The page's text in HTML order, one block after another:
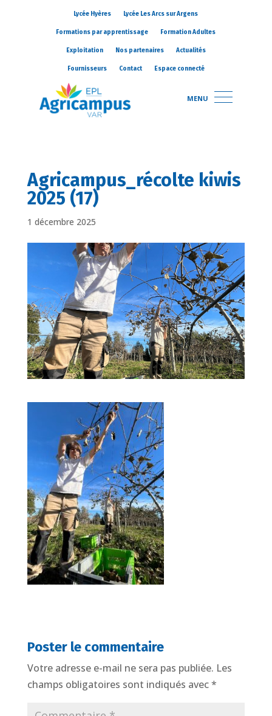
Lycée Hyères Lycée Les Arcs sur Argens
Formations par apprentissage Formation Adultes
Exploitation Nos partenaires Actualités
Fournisseurs Contact Espace connecté
MENU
Agricampus_récolte kiwis
2025 (17)
1 décembre 2025
Poster le commentaire
Votre adresse e-mail ne sera pas publiée. Les
champs obligatoires sont indiqués avec*